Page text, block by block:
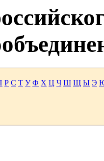
Р С Т У Ф Х Ц Ч Ш Щ Ы Э